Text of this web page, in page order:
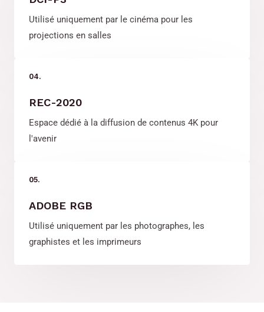
Utilisé uniquement par le cinéma pour les
projections en salles
04.
REC-2020
Espace dédié à la diffusion de contenus 4K pour
l'avenir
05.
ADOBE RGB
Utilisé uniquement par les photographes, les
graphistes et les imprimeurs